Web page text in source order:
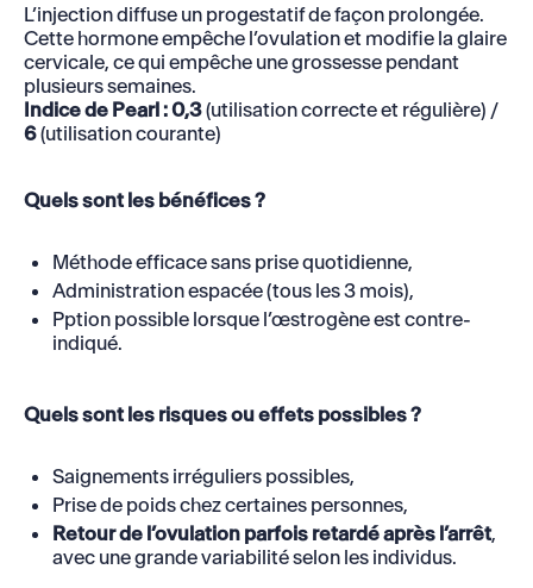
L’injection diffuse un progestatif de façon prolongée.
Cette hormone empêche l’ovulation et modifie la glaire
cervicale, ce qui empêche une grossesse pendant
plusieurs semaines.
Indice de Pearl : 0,3(utilisation correcte et régulière) /
6(utilisation courante)
Quels sont les bénéfices ?
Méthode efficace sans prise quotidienne,
Administration espacée (tous les 3 mois),
Pption possible lorsque l’œstrogène est contre-
indiqué.
Quels sont les risques ou effets possibles ?
Saignements irréguliers possibles,
Prise de poids chez certaines personnes,
Retour de l’ovulation parfois retardé après l’arrêt,
avec une grande variabilité selon les individus.